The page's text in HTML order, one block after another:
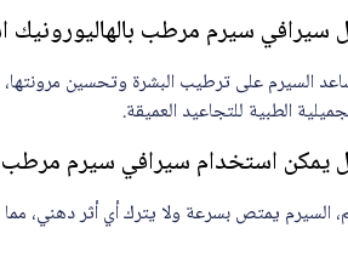
سيرم مرطب بالهاليورونيك اسيد لجميع انواع
السيرم على ترطيب البشرة وتحسين مرونتها،
الطبية للتجاعيد العميقة.
استخدام سيرافي سيرم مرطب
السيرم يمتص بسرعة ولا يترك أي أثر دهني،